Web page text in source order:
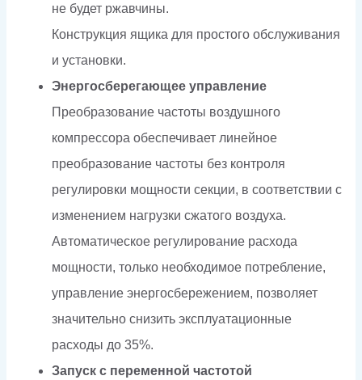
не будет ржавчины.
Конструкция ящика для простого обслуживания
и установки.
Энергосберегающее управление
Преобразование частоты воздушного
компрессора обеспечивает линейное
преобразование частоты без контроля
регулировки мощности секции, в соответствии с
изменением нагрузки сжатого воздуха.
Автоматическое регулирование расхода
мощности, только необходимое потребление,
управление энергосбережением, позволяет
значительно снизить эксплуатационные
расходы до 35%.
Запуск с переменной частотой